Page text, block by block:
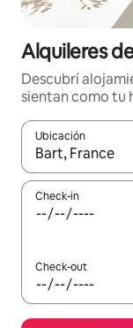
Alquileres
Descubrí
sientan como tu
Ubicación
Cuando los
Check-in
Check-out